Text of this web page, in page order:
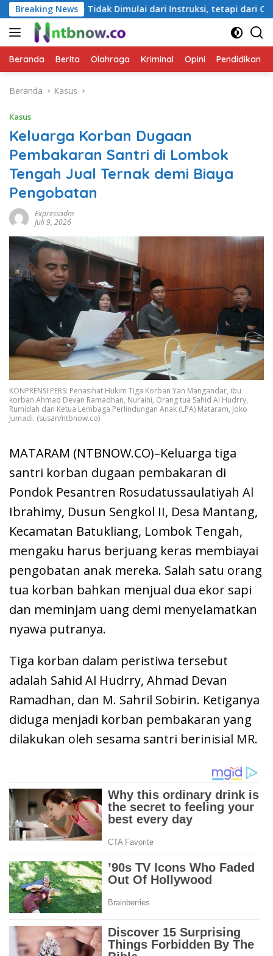
Langsung
ke
konten
Breaking News
Dimulai dari Instruksi, tetapi dari Cara Berbicara
Beranda Berita Olahraga Kriminal Opini Pendidikan
Beranda Kasus
Kasus
Keluarga Korban Dugaan
Pembakaran Santri di Lombok
Tengah Jual Ternak demi Biaya
Pengobatan
Expressadm
Juli 9, 2026
KONPRENSI PERS: Penasihat Hukim Tiga Korban Yan Mangandar, ibu
korban Ahmad Devan Ramadhan, Nuraini, Orang tua Sahid Al Hudrry,
Rumidah dan Ketua Lembaga Perlindungan Anak (LPA) Mataram, Joko
Jumadi. (susan/ntbnow.co)
MATARAM (NTBNOW.CO)–Keluarga tiga
santri korban dugaan pembakaran di
Pondok Pesantren Rosudatussaulatiyah Al
Ibrahimy, Dusun Sengkol II, Desa Mantang,
Kecamatan Batukliang, Lombok Tengah,
mengaku harus berjuang keras membiayai
pengobatan anak mereka. Salah satu orang
tua korban bahkan menjual dua ekor sapi
dan meminjam uang demi menyelamatkan
nyawa putranya.
Tiga korban dalam peristiwa tersebut
adalah Sahid Al Hudrry, Ahmad Devan
Ramadhan, dan M. Sahril Sobirin. Ketiganya
diduga menjadi korban pembakaran yang
dilakukan oleh sesama santri berinisial MR.